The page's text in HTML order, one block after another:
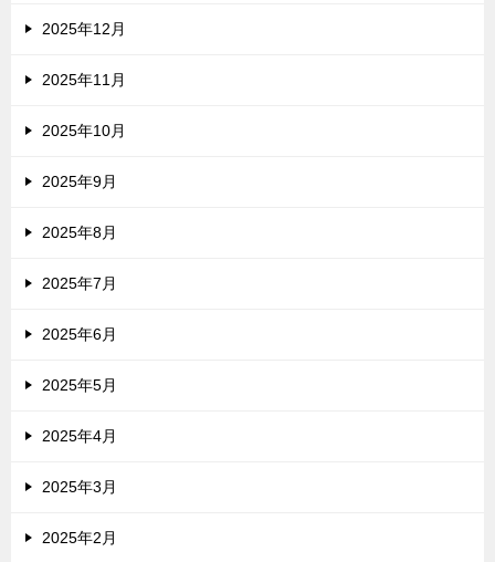
2025年12月
2025年11月
2025年10月
2025年9月
2025年8月
2025年7月
2025年6月
2025年5月
2025年4月
2025年3月
2025年2月